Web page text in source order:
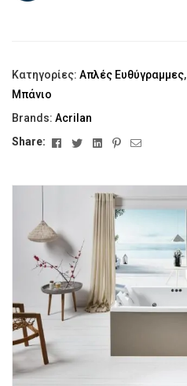
Κατηγορίες: Απλές Ευθύγραμμες,
Μπάνιο
Brands: Acrilan
Share:
FacebookTwitterLinkedinPinterest
Email